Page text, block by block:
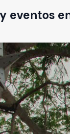
eventos